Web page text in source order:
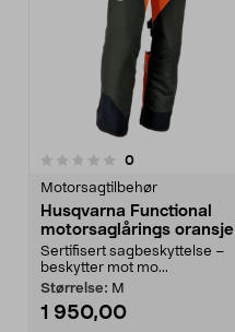
0anmeldelser
Motorsagtilbehør
Husqvarna Functional
motorsaglårings oransje
Klasse 1
Sertifisert sagbeskyttelse –
beskytter mot mo...
Størrelse: M
1 950,00